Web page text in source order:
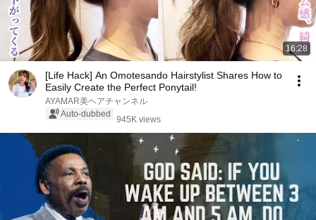
16:28
[Life Hack] An Omotesando Hairstylist Shares How to
Easily Create the Perfect Ponytail!
AYAMAR美ヘアチャンネル
Auto-dubbed
945K views